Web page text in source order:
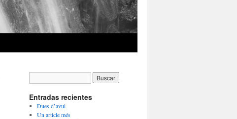
Entradas recientes
Dues d’avui
Un article més